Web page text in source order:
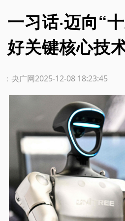
一习话·迈向“
好关键核心技
2025-12-08 18:23:45
：央广网